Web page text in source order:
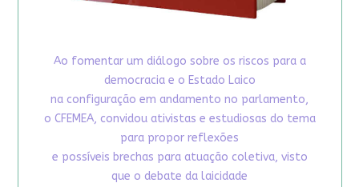
Ao fomentar um diálogo sobre os riscos para a
democracia e o Estado Laico
na configuração em andamento no parlamento,
o CFEMEA, convidou ativistas e estudiosas do tema
para propor reflexões
e possíveis brechas para atuação coletiva, visto
que o debate da laicidade